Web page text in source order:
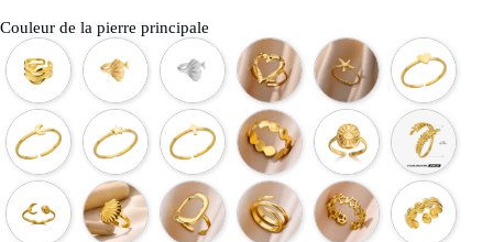
Couleur de la pierre principale